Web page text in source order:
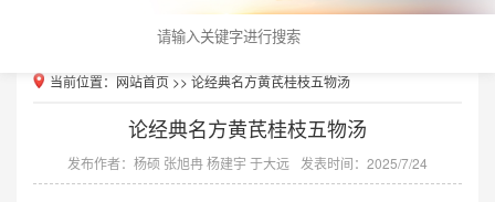
当前位置： 网站首页 >> 论经典名方黄芪桂枝五物汤
论经典名方黄芪桂枝五物汤
发布作者：杨硕 张旭冉 杨建宇 于大远 发表时间：2025/7/24